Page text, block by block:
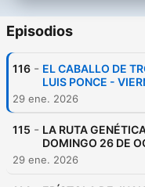
Episodios
116 - EL CABALLO DE
LUIS PONCE -
29 ene. 2026
115 - LA RUTA
DOMINGO 26 DE
29 ene. 2026